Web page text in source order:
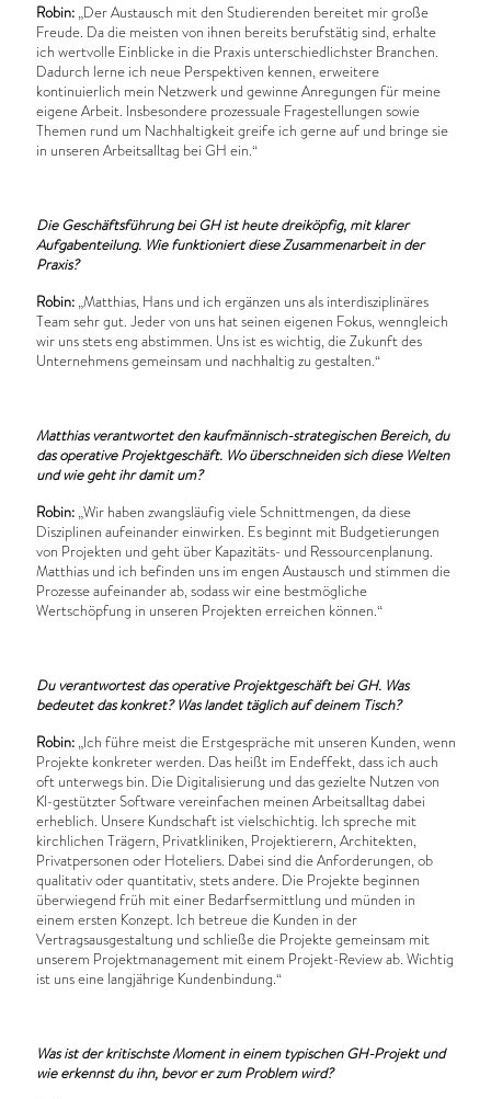
Robin:„Der Austausch mit den Studierenden bereitet mir große
Freude. Da die meisten von ihnen bereits berufstätig sind, erhalte
ich wertvolle Einblicke in die Praxis unterschiedlichster Branchen.
Dadurch lerne ich neue Perspektiven kennen, erweitere
kontinuierlich mein Netzwerk und gewinne Anregungen für meine
eigene Arbeit. Insbesondere prozessuale Fragestellungen sowie
Themen rund um Nachhaltigkeit greife ich gerne auf und bringe sie
in unseren Arbeitsalltag bei GH ein.“
Die Geschäftsführung bei GH ist heute dreiköpfig, mit klarer
Aufgabenteilung. Wie funktioniert diese Zusammenarbeit in der
Praxis?
Robin:„Matthias, Hans und ich ergänzen uns als interdisziplinäres
Team sehr gut. Jeder von uns hat seinen eigenen Fokus, wenngleich
wir uns stets eng abstimmen. Uns ist es wichtig, die Zukunft des
Unternehmens gemeinsam und nachhaltig zu gestalten.“
Matthias verantwortet den kaufmännisch-strategischen Bereich, du
das operative Projektgeschäft. Wo überschneiden sich diese Welten
und wie geht ihr damit um?
Robin:„Wir haben zwangsläufig viele Schnittmengen, da diese
Disziplinen aufeinander einwirken. Es beginnt mit Budgetierungen
von Projekten und geht über Kapazitäts- und Ressourcenplanung.
Matthias und ich befinden uns im engen Austausch und stimmen die
Prozesse aufeinander ab, sodass wir eine bestmögliche
Wertschöpfung in unseren Projekten erreichen können.“
Du verantwortest das operative Projektgeschäft bei GH. Was
bedeutet das konkret? Was landet täglich auf deinem Tisch?
Robin:„Ich führe meist die Erstgespräche mit unseren Kunden, wenn
Projekte konkreter werden. Das heißt im Endeffekt, dass ich auch
oft unterwegs bin. Die Digitalisierung und das gezielte Nutzen von
KI-gestützter Software vereinfachen meinen Arbeitsalltag dabei
erheblich. Unsere Kundschaft ist vielschichtig. Ich spreche mit
kirchlichen Trägern, Privatkliniken, Projektierern, Architekten,
Privatpersonen oder Hoteliers. Dabei sind die Anforderungen, ob
qualitativ oder quantitativ, stets andere. Die Projekte beginnen
überwiegend früh mit einer Bedarfsermittlung und münden in
einem ersten Konzept. Ich betreue die Kunden in der
Vertragsausgestaltung und schließe die Projekte gemeinsam mit
unserem Projektmanagement mit einem Projekt-Review ab. Wichtig
ist uns eine langjährige Kundenbindung.“
Was ist der kritischste Moment in einem typischen GH-Projekt und
wie erkennst du ihn, bevor er zum Problem wird?